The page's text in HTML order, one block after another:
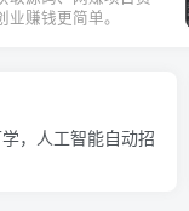
赚钱更简单。
，人工智能自动招